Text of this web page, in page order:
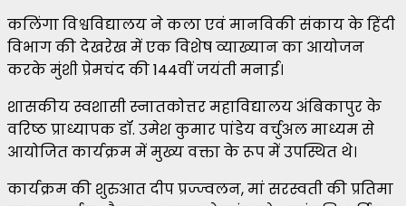
कलिंगा विश्वविद्यालय ने कला एवं मानविकी संकाय के हिंदी
विभाग की देखरेख में एक विशेष व्याख्यान का आयोजन
करके मुंशी प्रेमचंद की 144वीं जयंती मनाई।
शासकीय स्वशासी स्नातकोत्तर महाविद्यालय अंबिकापुर के
वरिष्ठ प्राध्यापक डॉ. उमेश कुमार पांडेय वर्चुअल माध्यम से
आयोजित कार्यक्रम में मुख्य वक्ता के रूप में उपस्थित थे।
कार्यक्रम की शुरुआत दीप प्रज्ज्वलन, मां सरस्वती की प्रतिमा